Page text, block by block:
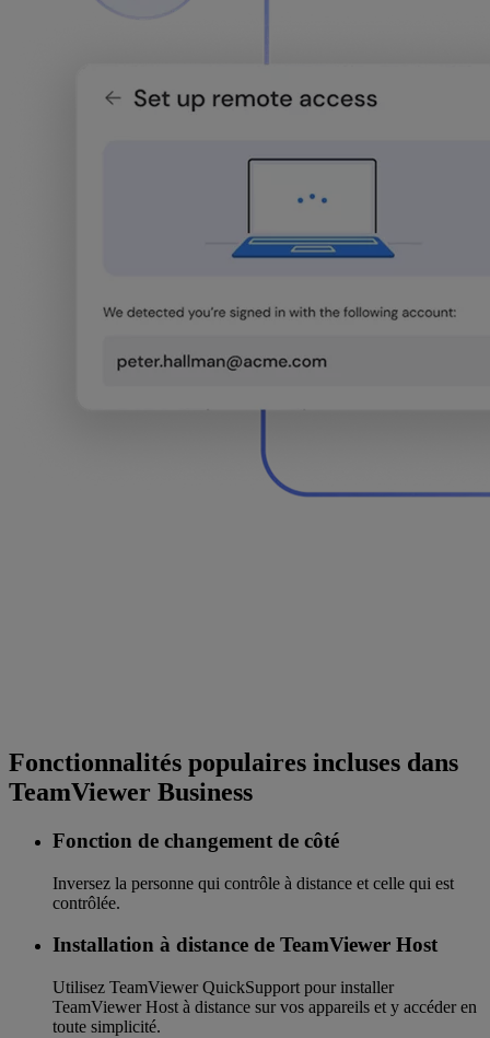
Fonctionnalités populaires incluses dans
TeamViewer Business
Fonction de changement de côté
Inversez la personne qui contrôle à distance et celle qui est
contrôlée.
Installation à distance de TeamViewer Host
Utilisez TeamViewer QuickSupport pour installer
TeamViewer Host à distance sur vos appareils et y accéder en
toute simplicité.